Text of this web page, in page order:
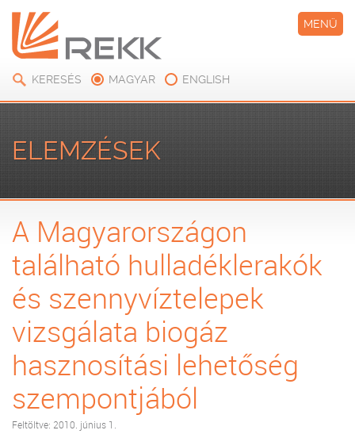
KERESÉS MAGYAR ENGLISH
MENÜ
ELEMZÉSEK
A Magyarországon
található hulladéklerakók
és szennyvíztelepek
vizsgálata biogáz
hasznosítási lehetőség
szempontjából
Feltöltve: 2010. június 1.